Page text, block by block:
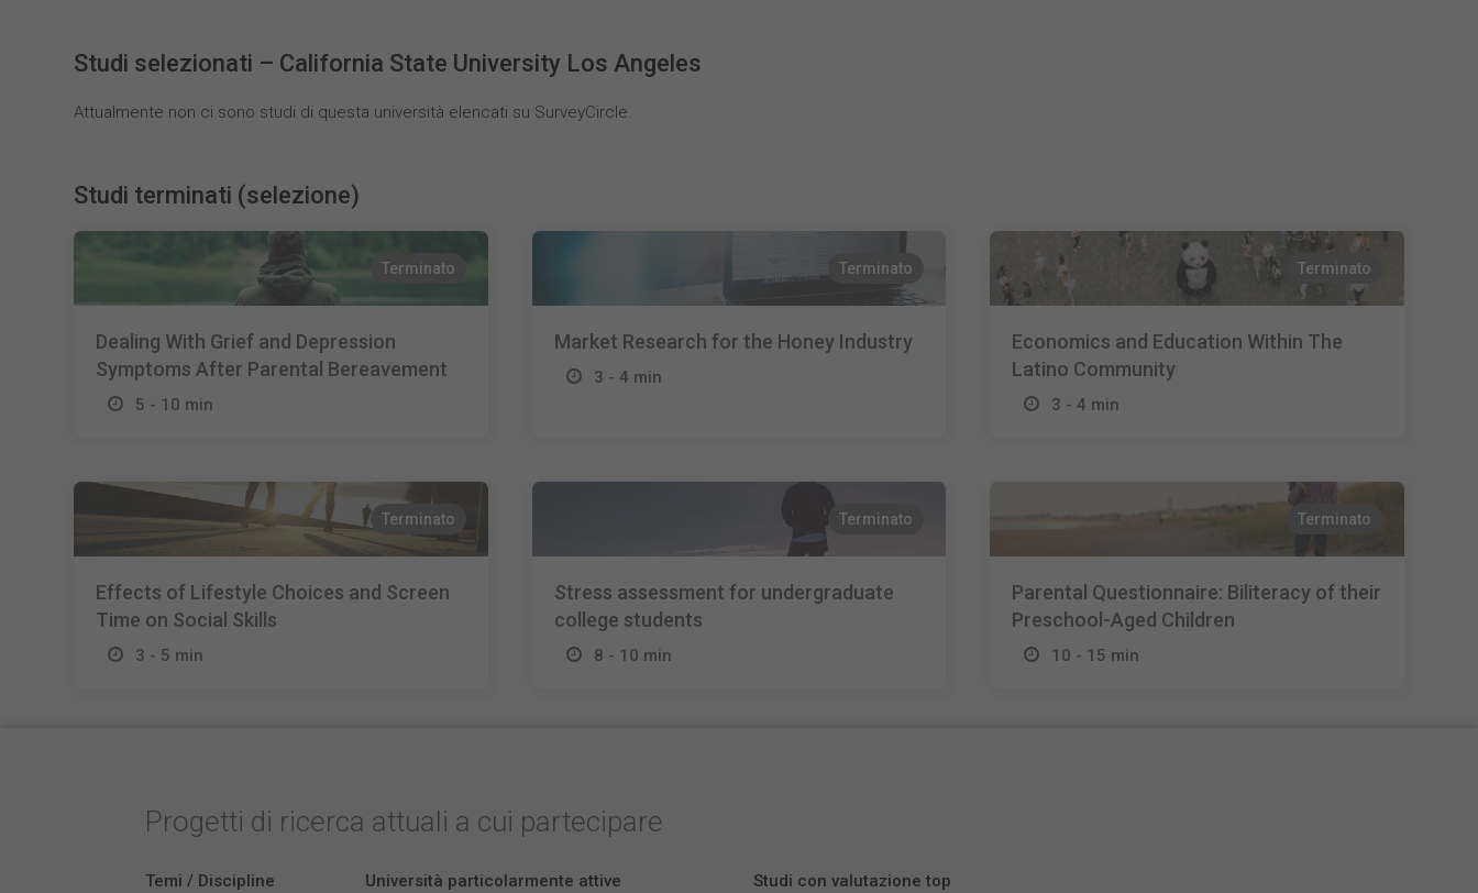
Studi selezionati – California State University Los Angeles
Attualmente non ci sono studi di questa università elencati su SurveyCircle.
Studi terminati (selezione)
Terminato
Dealing With Grief and Depression
Symptoms After Parental Bereavement
5 - 10 min
Terminato
Market Research for the Honey Industry
3 - 4 min
Terminato
Economics and Education Within The
Latino Community
3 - 4 min
Terminato
Effects of Lifestyle Choices and Screen
Time on Social Skills
3 - 5 min
Terminato
Stress assessment for undergraduate
college students
8 - 10 min
Terminato
Parental Questionnaire: Biliteracy of their
Preschool-Aged Children
10 - 15 min
Progetti di ricerca attuali a cui partecipare
Temi / Discipline
Università particolarmente attive
Studi con valutazione top